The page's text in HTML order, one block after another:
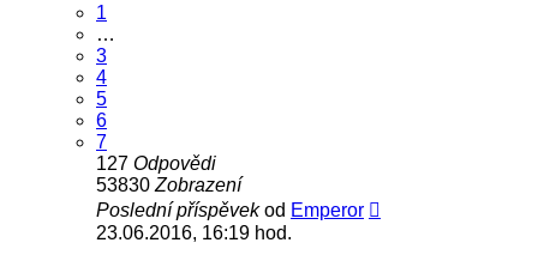
1
…
3
4
5
6
7
127 Odpovědi
53830 Zobrazení
Poslední příspěvekod Emperor
23.06.2016, 16:19 hod.